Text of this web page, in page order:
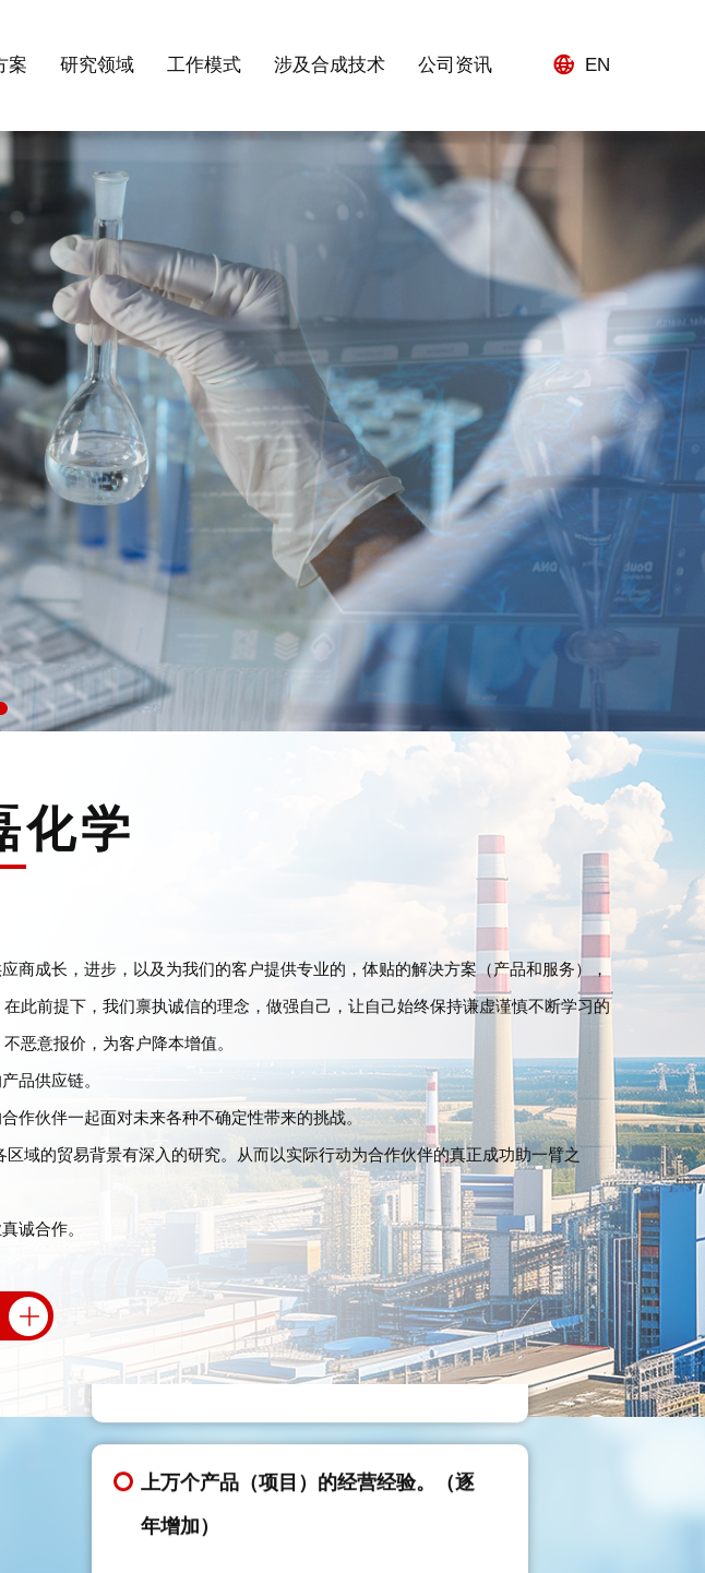
案 研究领域 工作模式 涉及合成技术 公司资讯 EN
化学
成长，进步，以及为我们的客户提供专业的，体贴的解决方案（产品和服务），
此前提下，我们禀执诚信的理念，做强自己，让自己始终保持谦虚谨慎不断学习的
恶意报价，为客户降本增值。
品供应链。
伙伴一起面对未来各种不确定性带来的挑战。
域的贸易背景有深入的研究。从而以实际行动为合作伙伴的真正成功助一臂之
诚合作。
多家合作十年以上的海陆空物流方案提
供商。
上万个产品（项目）的经营经验。（逐
年增加）
上千家制造企业的合作经验。（逐年增
多家紧密合作的特殊包装方案的提供
商。（保证货物能完好无污损的到达客
户仓库）
多家合作十年以上的海陆空物流方案提
供商。
年增加）